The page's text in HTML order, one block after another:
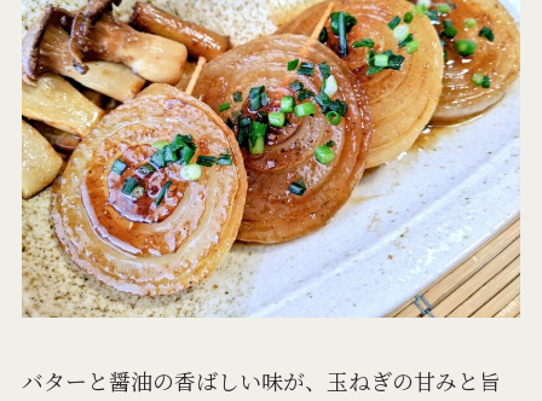
バターと醤油の香ばしい味が、玉ねぎの甘みと旨